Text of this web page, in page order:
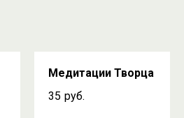
Медитации Творца
35 руб.